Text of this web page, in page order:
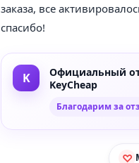
заказа, все
спасибо!
Официальный
KeyCheap
Благодарим за